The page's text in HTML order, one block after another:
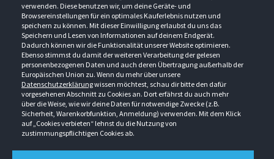
verwenden. Diese benutzen wir, um deine Geräte- und
Browsereinstellungen für ein optimales Kauferlebnis nutzen und
speichern zu können. Mit dieser Einwilligung erlaubst du uns das
Speichern und Lesen von Informationen auf deinem Endgerät.
Dadurch können wir die Funktionalität unserer Website optimieren.
Ebenso stimmst du damit der weiteren Verarbeitung der gelesen
personenbezogenen Daten und auch deren Übertragung außerhalb der
Europäischen Union zu. Wenn du mehr über unsere
Datenschutzerklärungwissen möchtest, schau dir bitte den dafür
vorgesehenen Abschnitt zu Cookies an. Dort erfährst du auch mehr
über die Weise, wie wir deine Daten für notwendige Zwecke (z.B.
Sicherheit, Warenkorbfunktion, Anmeldung) verwenden. Mit dem Klick
auf „Cookies verbieten“ lehnst du die Nutzung von
zustimmungspflichtigen Cookies ab.
Kontakt
Newsletter
Events
Downloads
Kataloge
Über uns
Anfahrt
Ansprechpartner
Außendienstbesuch
Jobs & Ausbildung
Retouren/Reklamationen
KONTAKT
Gröner-Schulze GmbH
Sarirstraße 5
12529 Schönefeld
Berlin-Schönefeld: +49 30 68 29 54-0
Saerbeck: +49 2574 88750-0
Weißenhorn: +49 731 3982-0
info@groener-schulze.com
ÖFFNUNGSZEITEN
Montag - Donnerstag
9:00 - 17:00
Freitag
9:00 - 15:00
FOLGE UNS
AGB Datenschutzbestimmungen Impressum